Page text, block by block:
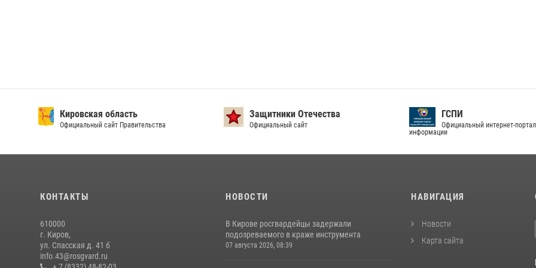
Кировская область
Официальный сайт Правительства
Защитники Отечества
Официальный сайт
ГСПИ
Официальный интернет-
информации
КОНТАКТЫ
610000
г. Киров,
ул. Спасская д. 41 б
info.43@rosgvard.ru
НОВОСТИ
В Кирове росгвардейцы задержали
подозреваемого в краже инструмента
07 августа 2026, 08:39
НАВИГАЦИЯ
Новости
Карта сайта